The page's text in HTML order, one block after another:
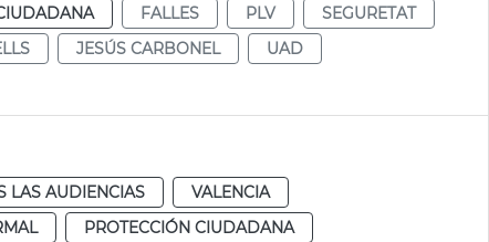
FALLES PLV
SEGURETAT
JESÚS CARBONEL
UAD
LAS AUDIENCIAS
VALENCIA
PROTECCIÓN CIUDADANA